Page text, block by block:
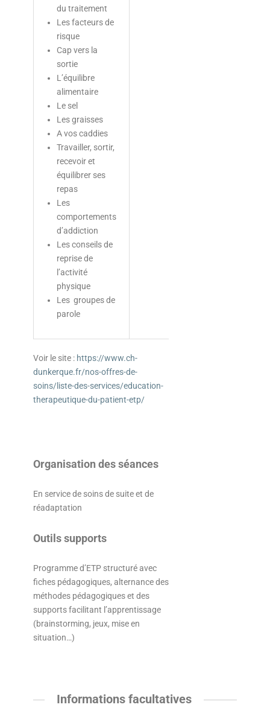
du traitement
Les facteurs de
risque
Cap vers la
sortie
L’équilibre
alimentaire
Le sel
Les graisses
A vos caddies
Travailler, sortir,
recevoir et
équilibrer ses
repas
Les
comportements
d’addiction
Les conseils de
reprise de
l’activité
physique
Les groupes de
parole
Voir le site : https://www.ch-
dunkerque.fr/nos-offres-de-
soins/liste-des-services/education-
therapeutique-du-patient-etp/
Organisation des séances
En service de soins de suite et de
réadaptation
Outils supports
Programme d’ETP structuré avec
fiches pédagogiques, alternance des
méthodes pédagogiques et des
supports facilitant l’apprentissage
(brainstorming, jeux, mise en
situation…)
Informations facultatives